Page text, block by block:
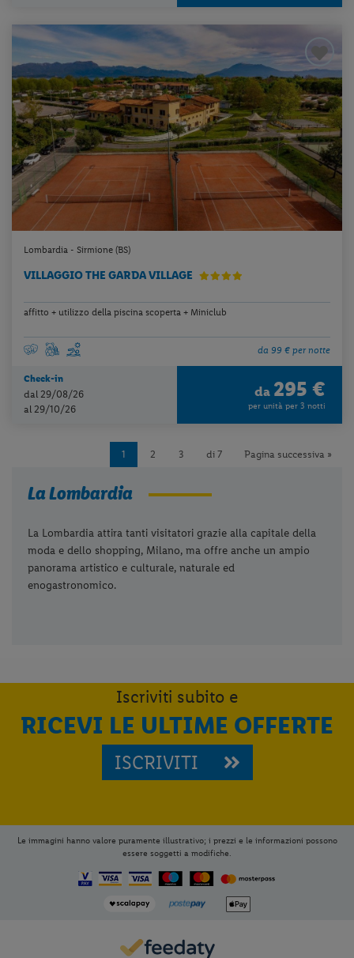
Lombardia - Sirmione (BS)
VILLAGGIO THE GARDA VILLAGE
affitto + utilizzo della piscina scoperta + Miniclub
da 99 € per notte
Check-in
dal 29/08/26
al 29/10/26
da 295 €
per unità per 3 notti
1 2 3 di 7 Pagina successiva »
La Lombardia
La Lombardia attira tanti visitatori grazie alla capitale della
moda e dello shopping, Milano, ma offre anche un ampio
panorama artistico e culturale, naturale ed
enogastronomico.
Iscriviti subito e
RICEVI LE ULTIME OFFERTE
ISCRIVITI
Le immagini hanno valore puramente illustrativo; i prezzi e le informazioni possono
essere soggetti a modifiche.